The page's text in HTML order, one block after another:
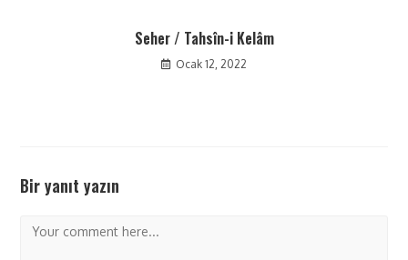
Seher / Tahsîn-i Kelâm
Ocak 12, 2022
Bir yanıt yazın